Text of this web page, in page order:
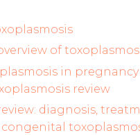
of
in
review
diagnosis,